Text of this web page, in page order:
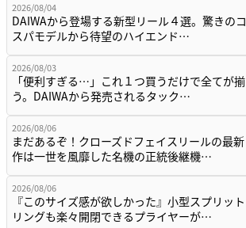
2026/08/04
DAIWAから登場する新型リール４選。驚きのコ
スパモデルから待望のハイエンド…
2026/08/03
「便利すぎる…」これ１つ買うだけで全てが揃
う。DAIWAから発売されるタック…
2026/08/06
まだあるぞ！クローズドフェイスリールの最新
作は一世を風靡した名機の正統後継機…
2026/08/06
『このサイズ感が欲しかった』小型スプリット
リングも楽々開閉できるプライヤーが…